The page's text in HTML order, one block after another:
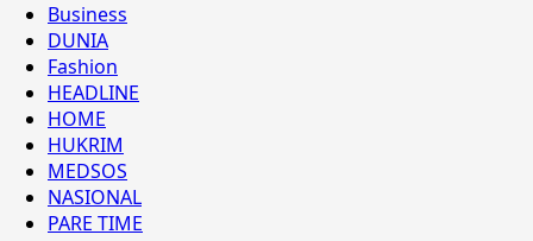
Business
DUNIA
Fashion
HEADLINE
HOME
HUKRIM
MEDSOS
NASIONAL
PARE TIME